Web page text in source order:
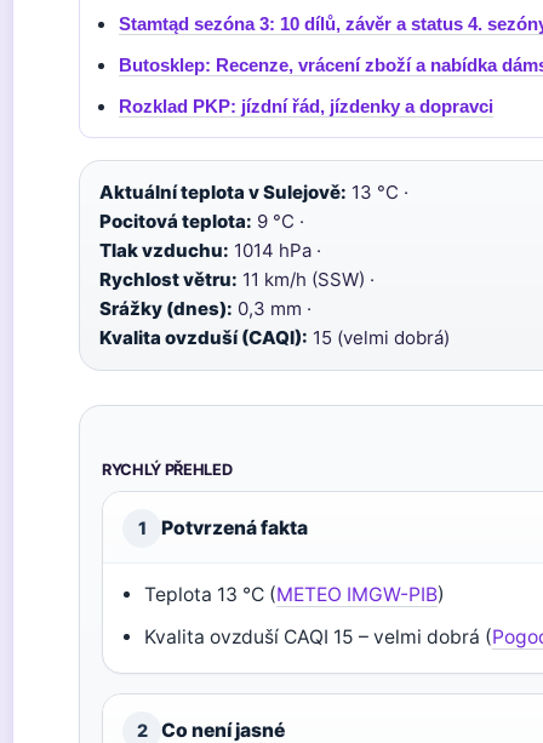
Stamtąd sezóna 3: 10 dílů, závěr a status 4.
Butosklep: Recenze, vrácení zboží a nabídka
Rozklad PKP: jízdní řád, jízdenky a dopravci
Aktuální teplota v Sulejově: 13 °C ·
Pocitová teplota: 9 °C ·
Tlak vzduchu: 1014 hPa ·
Rychlost větru: 11 km/h (SSW) ·
Srážky (dnes): 0,3 mm ·
Kvalita ovzduší (CAQI): 15 (velmi dobrá)
RYCHLÝ PŘEHLED
1 Potvrzená fakta
Teplota 13 °C (METEO IMGW-PIB)
Kvalita ovzduší CAQI 15 – velmi dobrá (
2 Co není jasné